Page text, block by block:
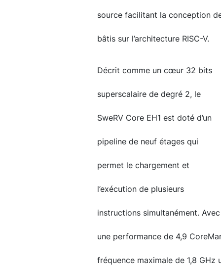
source facilitant la conception
bâtis sur l’architecture RISC-V.
Décrit comme un cœur 32 bits
superscalaire de degré 2, le
SweRV Core EH1 est doté d’un
pipeline de neuf étages qui
permet le chargement et
l’exécution de plusieurs
instructions simultanément. Avec
une performance de 4,9
fréquence maximale de 1,8